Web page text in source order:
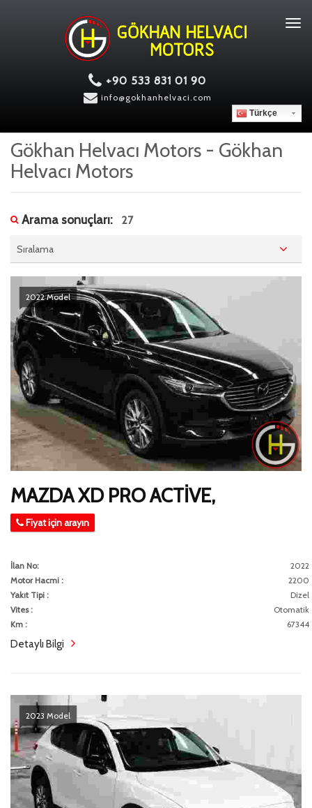
+90 533 831 01 90
info@gokhanhelvaci.com
Türkçe
Gökhan Helvacı Motors - Gökhan
Helvacı Motors
Arama sonuçları: 27
Sıralama
2022 Model
MAZDA XD PRO ACTİVE,
Fiyat için arayın
İlan No:
2022
Motor Hacmi :
2200
Yakıt Tipi :
Dizel
Vites :
Otomatik
Km :
67344
Detaylı Bilgi
2023 Model